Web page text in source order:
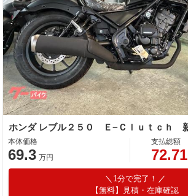
本体価格
69.3 万円
支払総額
72.71
1分で完了！
【無料】見積・在庫確認